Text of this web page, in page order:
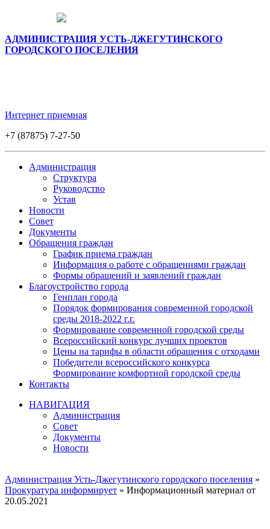
АДМИНИСТРАЦИЯ УСТЬ-ДЖЕГУТИНСКОГО
ГОРОДСКОГО ПОСЕЛЕНИЯ
Интернет приемная
+7 (87875) 7-27-50
Администрация
Структура
Руководство
Устав
Новости
Совет
Документы
Обращения граждан
График приема граждан
Информация о работе с обращениями граждан
Формы обращений и заявлений граждан
Благоустройство города
Генплан города
Порядок формирования современной городской
среды 2018-2022 г.г.
Формирование современной городской среды
Всероссийский конкурс лучших проектов
Цены на тарифы в области обращения с отходами
Победители всероссийского конкурса
Формирование комфортной городской среды
Контакты
НАВИГАЦИЯ
Администрация
Совет
Документы
Новости
Администрация Усть-Джегутинского городского поселения »
Прокуратура информирует » Информационный материал от
20.05.2021